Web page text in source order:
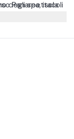
degli spettacoli
Panarea, isola
limpidi e isolotti
unico.
Durante la
potrai
del vulcano, tra
e sotto il cielo
vissuto